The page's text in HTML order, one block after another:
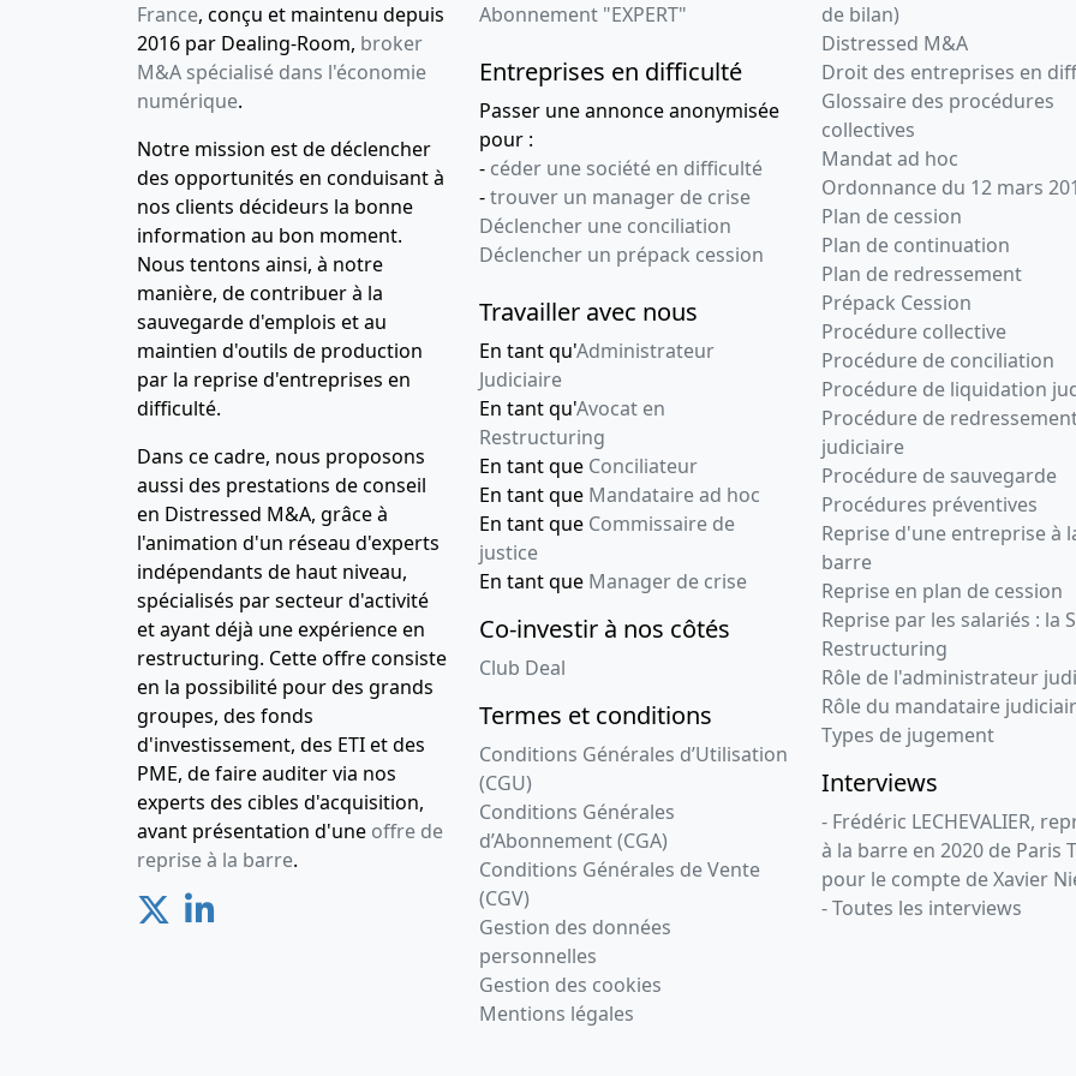
France, conçu et maintenu depuis
2016 par Dealing-Room, broker
M&A spécialisé dans l'économie
numérique.
Notre mission est de déclencher
des opportunités en conduisant à
nos clients décideurs la bonne
information au bon moment.
Nous tentons ainsi, à notre
manière, de contribuer à la
sauvegarde d'emplois et au
maintien d'outils de production
par la reprise d'entreprises en
difficulté.
Dans ce cadre, nous proposons
aussi des prestations de conseil
en Distressed M&A, grâce à
l'animation d'un réseau d'experts
indépendants de haut niveau,
spécialisés par secteur d'activité
et ayant déjà une expérience en
restructuring. Cette offre consiste
en la possibilité pour des grands
groupes, des fonds
d'investissement, des ETI et des
PME, de faire auditer via nos
experts des cibles d'acquisition,
avant présentation d'une offre de
reprise à la barre.
Abonnement "EXPERT"
Entreprises en difficulté
Passer une annonce anonymisée
pour :
- céder une société en difficulté
-trouver un manager de crise
Déclencher une conciliation
Déclencher un prépack cession
Travailler avec nous
En tant qu'Administrateur
Judiciaire
En tant qu'Avocat en
Restructuring
En tant que Conciliateur
En tant que Mandataire ad hoc
En tant que Commissaire de
justice
En tant que Manager de crise
Co-investir à nos côtés
Club Deal
Termes et conditions
Conditions Générales d’Utilisation
(CGU)
Conditions Générales
d’Abonnement (CGA)
Conditions Générales de Vente
(CGV)
Gestion des données
personnelles
Gestion des cookies
Mentions légales
de bilan)
Distressed M&A
Droit des entreprises en
Glossaire des procédures
collectives
Mandat ad hoc
Ordonnance du 12 mars
Plan de cession
Plan de continuation
Plan de redressement
Prépack Cession
Procédure collective
Procédure de conciliation
Procédure de liquidation
Procédure de
judiciaire
Procédure de sauvegarde
Procédures préventives
Reprise d'une entreprise à
barre
Reprise en plan de cession
Reprise par les salariés : la
Restructuring
Rôle de l'administrateur
Rôle du mandataire
Types de jugement
Interviews
- Frédéric LECHEVALIER,
à la barre en 2020 de Paris
pour le compte de Xavier
- Toutes les interviews